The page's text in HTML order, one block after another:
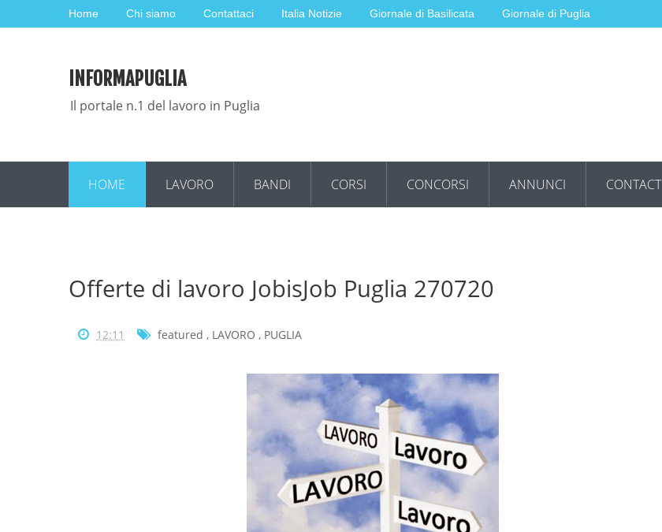
Home Chi siamo Contattaci Italia Notizie Giornale di Basilicata Giornale di Puglia
INFORMAPUGLIA
Il portale n.1 del lavoro in Puglia
HOME LAVORO BANDI CORSI CONCORSI ANNUNCI CONTACT
Offerte di lavoro JobisJob Puglia 270720
12:11 featured , LAVORO , PUGLIA